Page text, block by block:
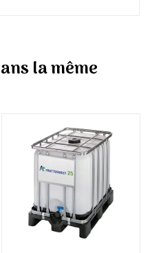
la même